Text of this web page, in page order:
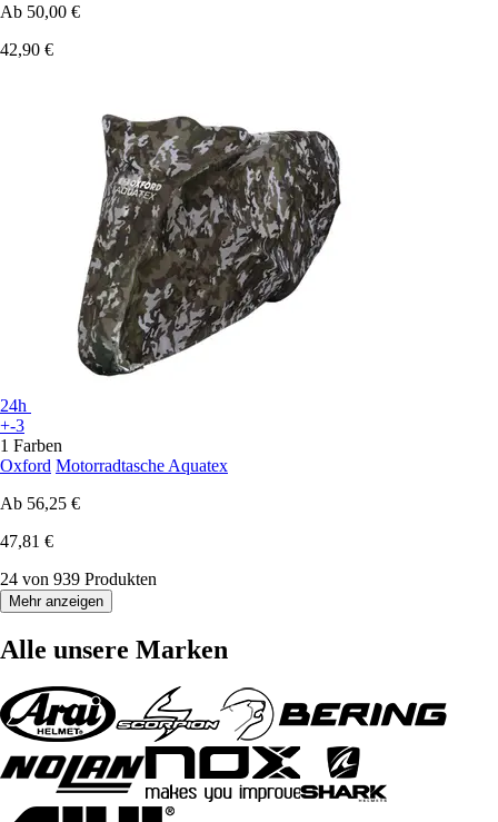
Ab 50,00 €
42,90 €
24h
+-3
1 Farben
Oxford Motorradtasche Aquatex
Ab 56,25 €
47,81 €
24 von 939 Produkten
Mehr anzeigen
Alle unsere Marken